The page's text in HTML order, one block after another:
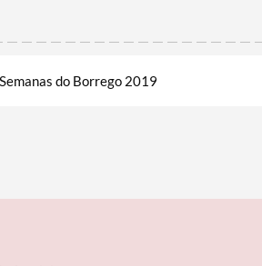
do Borrego 2019